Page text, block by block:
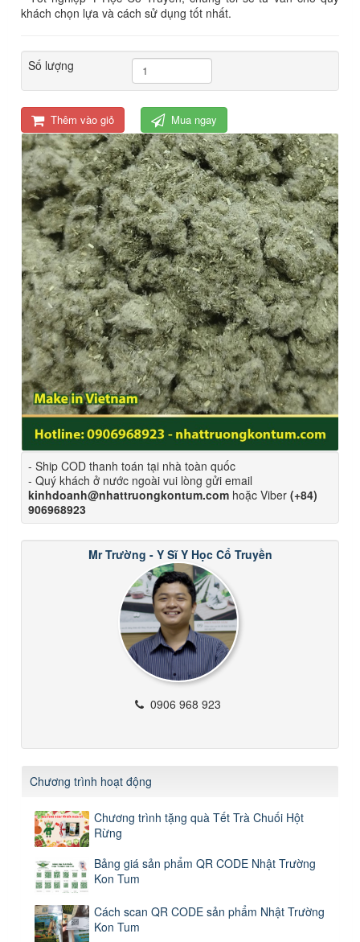
khách chọn lựa và cách sử dụng tốt nhất.
Số lượng
Thêm vào giỏ Mua ngay
- Ship COD thanh toán tại nhà toàn quốc
- Quý khách ở nước ngoài vui lòng gửi email
kinhdoanh@nhattruongkontum.com hoặc Viber (+84)
906968923
Mr Trường - Y Sĩ Y Học Cổ Truyền
0906 968 923
Chương trình hoạt động
Chương trình tặng quà Tết Trà Chuối Hột
Rừng
Bảng giá sản phẩm QR CODE Nhật Trường
Kon Tum
Cách scan QR CODE sản phẩm Nhật Trường
Kon Tum